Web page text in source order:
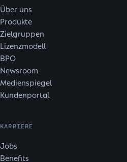
Über uns
Produkte
Zielgruppen
Lizenzmodell
BPO
Newsroom
Medienspiegel
Kundenportal
KARRIERE
Jobs
Benefits